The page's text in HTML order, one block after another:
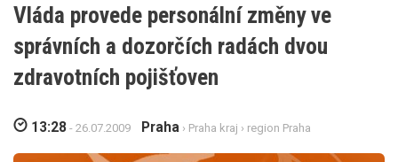
Vláda provede personální změny ve
správních a dozorčích radách dvou
zdravotních pojišťoven
13:28 - 26.07.2009 Praha › Praha kraj › region Praha